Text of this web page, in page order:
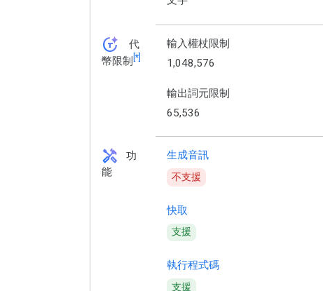
token_auto
代
幣限制 [*]
輸入權杖限制
1,048,576
輸出詞元限制
65,536
handyman
功
能
生成音訊
不支援
快取
支援
執行程式碼
支援